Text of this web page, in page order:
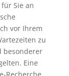
Sie an
vor Ihrem
zu
besonderer
Eine